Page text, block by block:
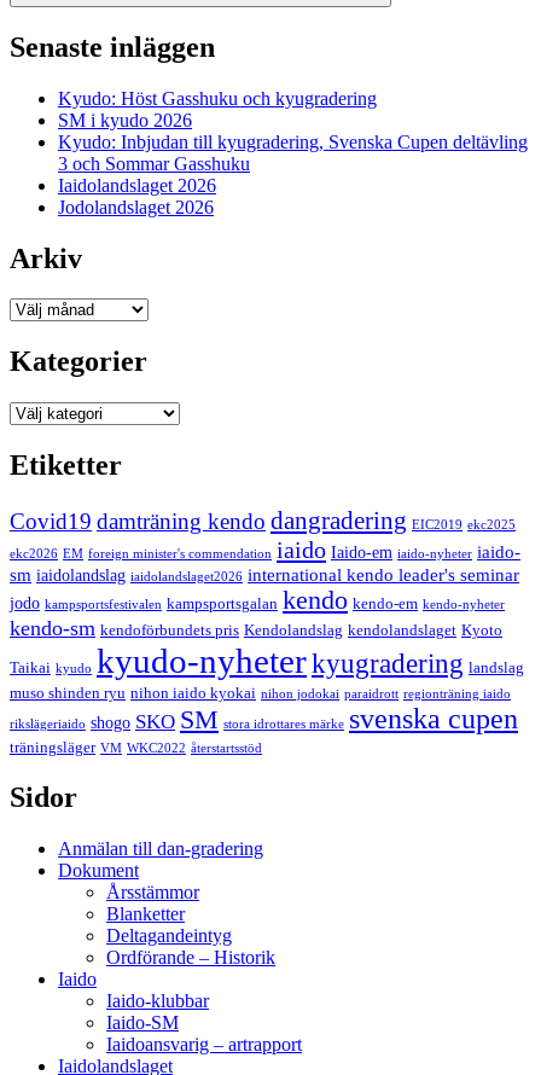
Sök
Senaste inläggen
Kyudo: Höst Gasshuku och kyugradering
SM i kyudo 2026
Kyudo: Inbjudan till kyugradering, Svenska Cupen deltävling
3 och Sommar Gasshuku
Iaidolandslaget 2026
Jodolandslaget 2026
Arkiv
Arkiv
Kategorier
Kategorier
Etiketter
Covid19 damträning kendo dangradering EIC2019 ekc2025
ekc2026 EM foreign minister's commendation iaido Iaido-em iaido-nyheter iaido-
sm iaidolandslag iaidolandslaget2026 international kendo leader's seminar
jodo kampsportsfestivalen kampsportsgalan kendo kendo-em kendo-nyheter
kendo-sm kendoförbundets pris Kendolandslag kendolandslaget Kyoto
Taikai kyudo kyudo-nyheterkyugradering landslag
muso shinden ryu nihon iaido kyokai nihon jodokai paraidrott regionträning iaido
rikslägeriaido shogo SKO SM stora idrottares märke svenska cupen
träningsläger VM WKC2022 återstartsstöd
Sidor
Anmälan till dan-gradering
Dokument
Årsstämmor
Blanketter
Deltagandeintyg
Ordförande – Historik
Iaido
Iaido-klubbar
Iaido-SM
Iaidoansvarig – artrapport
Iaidolandslaget